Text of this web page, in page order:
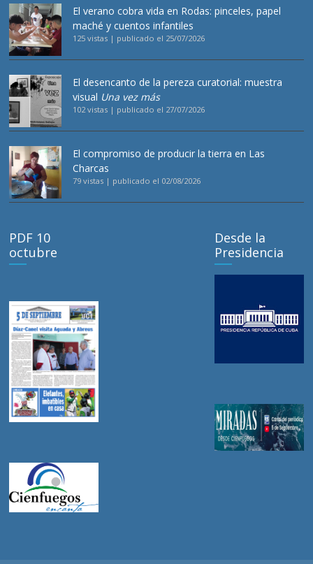
El verano cobra vida en Rodas: pinceles, papel
maché y cuentos infantiles
125 vistas | publicado el 25/07/2026
El desencanto de la pereza curatorial: muestra
visual Una vez más
102 vistas | publicado el 27/07/2026
El compromiso de producir la tierra en Las
Charcas
79 vistas | publicado el 02/08/2026
PDF 10
octubre
Desde la
Presidencia